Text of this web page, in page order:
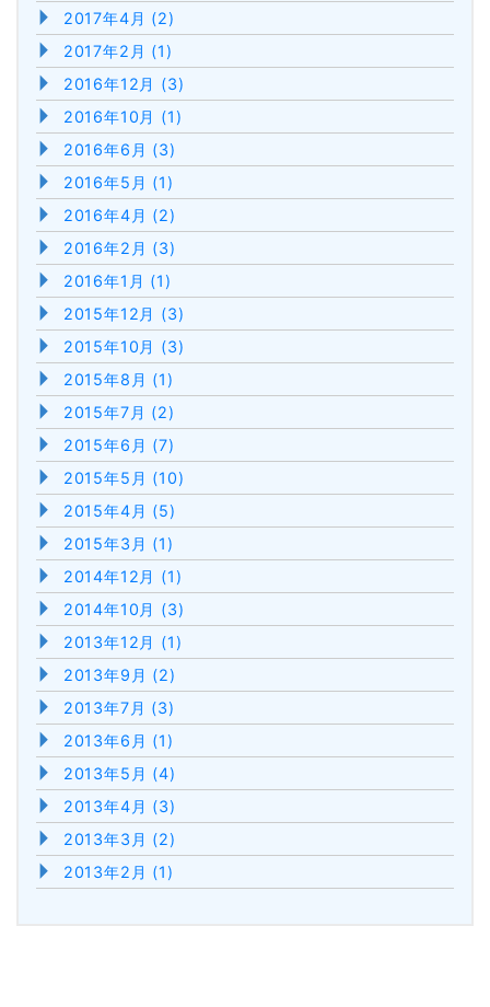
2017年4月 (2)
2017年2月 (1)
2016年12月 (3)
2016年10月 (1)
2016年6月 (3)
2016年5月 (1)
2016年4月 (2)
2016年2月 (3)
2016年1月 (1)
2015年12月 (3)
2015年10月 (3)
2015年8月 (1)
2015年7月 (2)
2015年6月 (7)
2015年5月 (10)
2015年4月 (5)
2015年3月 (1)
2014年12月 (1)
2014年10月 (3)
2013年12月 (1)
2013年9月 (2)
2013年7月 (3)
2013年6月 (1)
2013年5月 (4)
2013年4月 (3)
2013年3月 (2)
2013年2月 (1)